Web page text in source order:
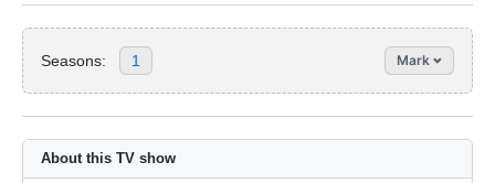
Seasons: 1 Mark
About this TV show